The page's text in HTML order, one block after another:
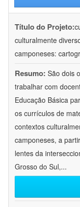
Título do Projeto:
culturalmente
camponeses:
Resumo: São dois
trabalhar com
Educação Básica
os currículos de
contextos
camponeses, a
lentes da
Grosso do Sul,...